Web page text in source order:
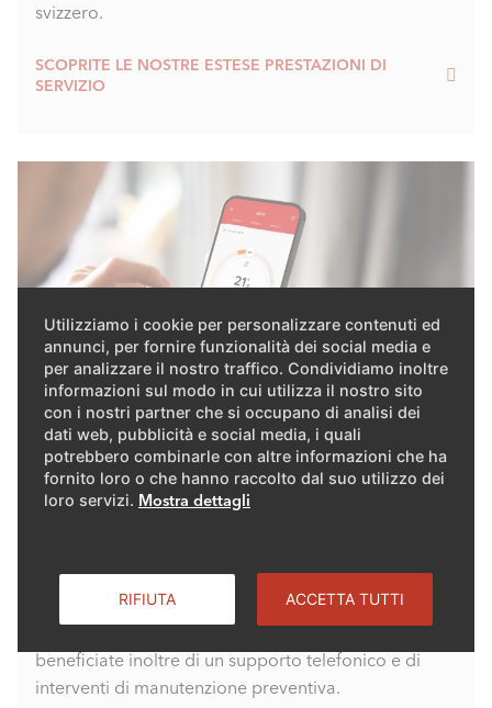
Utilizziamo i cookie per personalizzare contenuti ed
annunci, per fornire funzionalità dei social media e
per analizzare il nostro traffico. Condividiamo inoltre
informazioni sul modo in cui utilizza il nostro sito
con i nostri partner che si occupano di analisi dei
dati web, pubblicità e social media, i quali
potrebbero combinarle con altre informazioni che ha
fornito loro o che hanno raccolto dal suo utilizzo dei
loro servizi. Mostra dettagli
RIFIUTA ACCETTA TUTTI
svizzero.
SCOPRITE LE NOSTRE ESTESE PRESTAZIONI DI
SERVIZIO
Manutenzione da remoto con
Con l'applicazione REMOCON® NET potete gestire
comodamente a distanza il vostro riscaldamento
ELCO. Con il nostro servizio REMOCON® NET CARE
beneficiate inoltre di un supporto telefonico e di
interventi di manutenzione preventiva.